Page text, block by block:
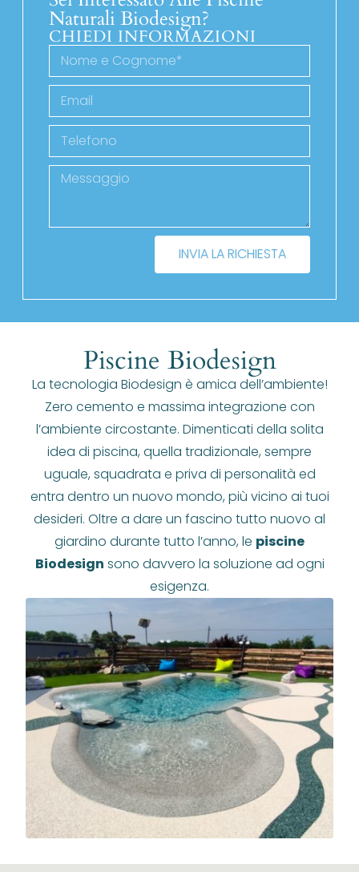
Naturali Biodesign?
CHIEDI INFORMAZIONI
INVIA LA RICHIESTA
Piscine Biodesign
La tecnologia Biodesign è amica dell’ambiente!
Zero cemento e massima integrazione con
l’ambiente circostante. Dimenticati della solita
idea di piscina, quella tradizionale, sempre
uguale, squadrata e priva di personalità ed
entra dentro un nuovo mondo, più vicino ai tuoi
desideri. Oltre a dare un fascino tutto nuovo al
giardino durante tutto l’anno, le piscine
Biodesign sono davvero la soluzione ad ogni
esigenza.